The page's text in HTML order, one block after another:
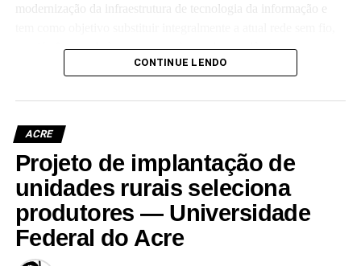
modernização da infraestrutura de tecnologia da informação e
que já não atende às crescentes demandas acadêmicas e
administrativas da universidade.
Leia Mais: UFAC
CONTINUE LENDO
ACRE
Projeto de implantação de
unidades rurais seleciona
produtores — Universidade
Federal do Acre